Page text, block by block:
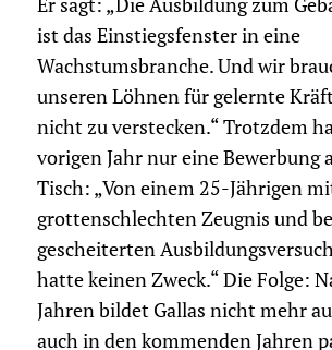
ist das Einstiegsfenster in eine
Wachstumsbranche. Und wir
unseren Löhnen für gelernte
nicht zu verstecken.“ Trotzdem
vorigen Jahr nur eine Bewerbung
Tisch: „Von einem 25-Jährigen
grottenschlechten Zeugnis und
gescheiterten
hatte keinen Zweck.“ Die Folge:
Jahren bildet Gallas nicht mehr
auch in den kommenden Jahren